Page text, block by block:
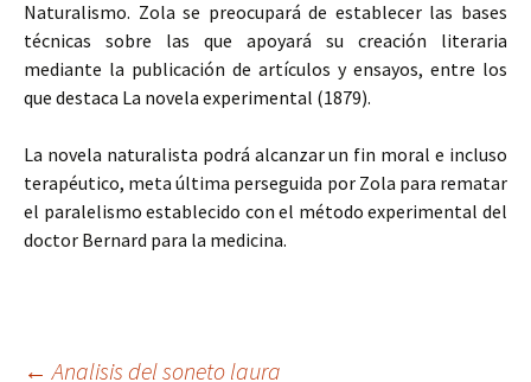
Naturalismo. Zola se preocupará de establecer las bases
técnicas sobre las que apoyará su creación literaria
mediante la publicación de artículos y ensayos, entre los
que destaca La novela experimental (1879).
La novela naturalista podrá alcanzar un fin moral e incluso
terapéutico, meta última perseguida por Zola para rematar
el paralelismo establecido con el método experimental del
doctor Bernard para la medicina.
← Analisis del soneto laura